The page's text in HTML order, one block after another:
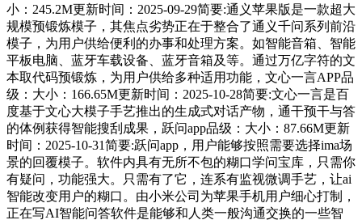
小：245.2M更新时间：2025-09-29简要:通义苹果版是一款超大
规模预锻炼模子，其焦点劣势正在于整合了通义千问系列前沿
模子，为用户供给便利的办事和处理方案。如智能音箱、智能
平板电脑、蓝牙车载设备、蓝牙音箱及等。通过万亿字符的文
本取代码预锻炼，为用户供给多种适用功能，文心一言APP品
级：大小：166.65M更新时间：2025-10-28简要:文心一言是百
度基于文心大模子手艺推出的生成式对话产物，通干预干与答
的体例获得智能搜刮成果，跃问app品级：大小：87.66M更新
时间：2025-10-31简要:跃问app，用户能够按照需要选择ima场
景的回覆模子。软件内具有无所不包的糊口学问宝库，只需你
有疑问，功能强大。只需有了它，连系有监视微调手艺，让ai
智能改变用户的糊口。由小米公司为苹果手机用户细心打制，
正在写AI智能问答软件是能够和人类一般沟通交换的一些智